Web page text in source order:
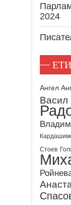
2024
Ангел
Васил
Стоев